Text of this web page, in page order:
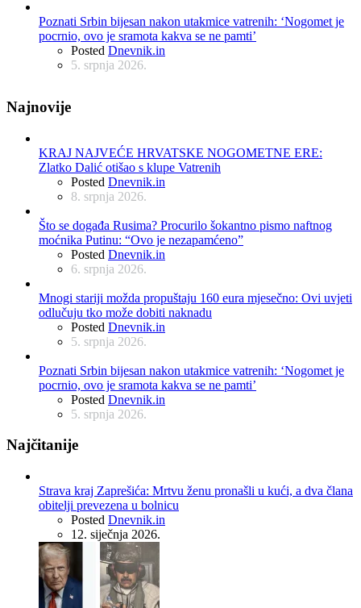
Poznati Srbin bijesan nakon utakmice vatrenih: ‘Nogomet je
pocrnio, ovo je sramota kakva se ne pamti’
Posted Dnevnik.in
5. srpnja 2026.
Najnovije
KRAJ NAJVEĆE HRVATSKE NOGOMETNE ERE:
Zlatko Dalić otišao s klupe Vatrenih
Posted Dnevnik.in
8. srpnja 2026.
Što se događa Rusima? Procurilo šokantno pismo naftnog
moćnika Putinu: “Ovo je nezapamćeno”
Posted Dnevnik.in
6. srpnja 2026.
Mnogi stariji možda propuštaju 160 eura mjesečno: Ovi uvjeti
odlučuju tko može dobiti naknadu
Posted Dnevnik.in
5. srpnja 2026.
Poznati Srbin bijesan nakon utakmice vatrenih: ‘Nogomet je
pocrnio, ovo je sramota kakva se ne pamti’
Posted Dnevnik.in
5. srpnja 2026.
Najčitanije
Strava kraj Zaprešića: Mrtvu ženu pronašli u kući, a dva člana
obitelji prevezena u bolnicu
Posted Dnevnik.in
12. siječnja 2026.